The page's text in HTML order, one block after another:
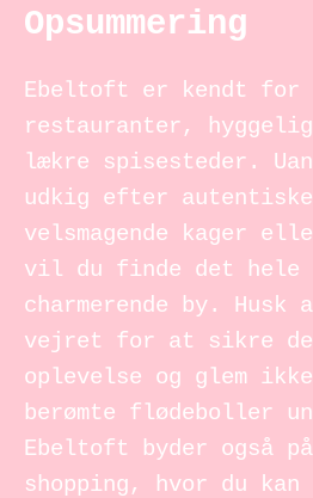
Opsummering
Ebeltoft er kendt for
restauranter,
lækre spisesteder.
udkig efter
velsmagende kager
vil du finde det hele
charmerende by. Husk
vejret for at sikre
oplevelse og glem
berømte flødeboller
Ebeltoft byder også
shopping, hvor du